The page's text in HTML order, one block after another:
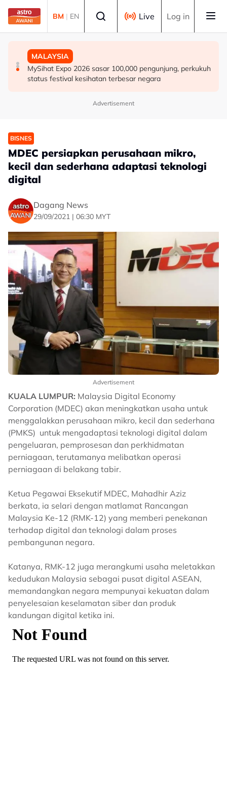
Skip to main content
BM | EN Live Log in
MALAYSIA
SUKMA Selangor 2026 dijangka jana RM200,000
kepada peniaga tempatan di Sepang
SUKAN
Selangor lantik penyelaras pantau kebajikan 10,000
sukarelawan SUKMA
MALAYSIA
MySihat Expo 2026 sasar 100,000 pengunjung, perkukuh
status festival kesihatan terbesar negara
Advertisement
BISNES
MDEC persiapkan perusahaan mikro,
kecil dan sederhana adaptasi teknologi
digital
Dagang News
29/09/2021 | 06:30 MYT
Advertisement
KUALA LUMPUR: Malaysia Digital Economy
Corporation (MDEC) akan meningkatkan usaha untuk
menggalakkan perusahaan mikro, kecil dan sederhana
(PMKS) untuk mengadaptasi teknologi digital dalam
pengeluaran, pemprosesan dan perkhidmatan
perniagaan, terutamanya melibatkan operasi
perniagaan di belakang tabir.
Ketua Pegawai Eksekutif MDEC, Mahadhir Aziz
berkata, ia selari dengan matlamat Rancangan
Malaysia Ke-12 (RMK-12) yang memberi penekanan
terhadap digital dan teknologi dalam proses
pembangunan negara.
Katanya, RMK-12 juga merangkumi usaha meletakkan
kedudukan Malaysia sebagai pusat digital ASEAN,
memandangkan negara mempunyai kekuatan dalam
penyelesaian keselamatan siber dan produk
kandungan digital ketika ini.